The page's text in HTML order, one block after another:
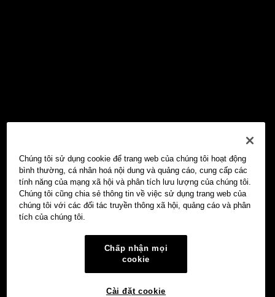
Chúng tôi sử dụng cookie để trang web của chúng tôi hoạt động
bình thường, cá nhân hoá nội dung và quảng cáo, cung cấp các
tính năng của mạng xã hội và phân tích lưu lượng của chúng tôi.
Chúng tôi cũng chia sẻ thông tin về việc sử dụng trang web của
chúng tôi với các đối tác truyền thông xã hội, quảng cáo và phân
tích của chúng tôi.
Chấp nhận mọi
cookie
Cài đặt cookie